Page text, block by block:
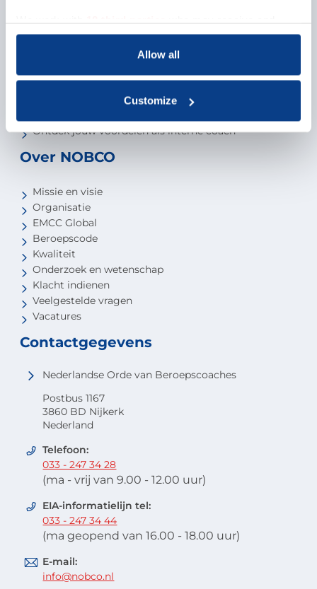
process your information.
Allow all
Customize
Aansluiten als opleider
Aansluiten als organisatie
Ontdek jouw voordelen als interne coach
Over NOBCO
Missie en visie
Organisatie
EMCC Global
Beroepscode
Kwaliteit
Onderzoek en wetenschap
Klacht indienen
Veelgestelde vragen
Vacatures
Contactgegevens
Nederlandse Orde van Beroepscoaches
Postbus 1167
3860 BD Nijkerk
Nederland
Telefoon:
033 - 247 34 28
(ma - vrij van 9.00 - 12.00 uur)
EIA-informatielijn tel:
033 - 247 34 44
(ma geopend van 16.00 - 18.00 uur)
E-mail:
info@nobco.nl